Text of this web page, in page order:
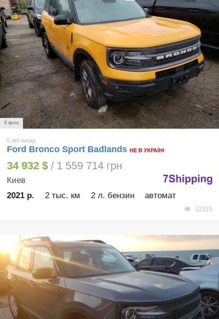
8 фото
5 лет назад
Ford Bronco Sport Badlands НЕ В УКРАЇНІ
34 932 $ / 1 559 714 грн
Киев
2021 р.
2 тыс. км 2 л. бензин автомат
12319